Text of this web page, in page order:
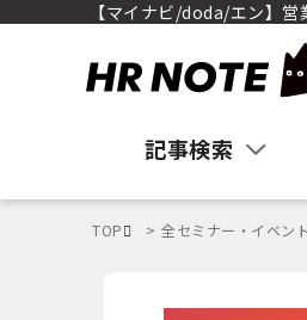
【マイナビ/doda/エン】
記事検索
TOP 全セミナー・イベン